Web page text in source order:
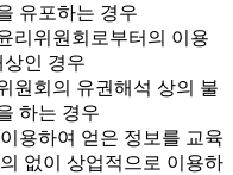
유포하는 경우
리위원회로부터의 이용
인 경우
원회의 유권해석 상의 불
하는 경우
용하여 얻은 정보를 교육
없이 상업적으로 이용하